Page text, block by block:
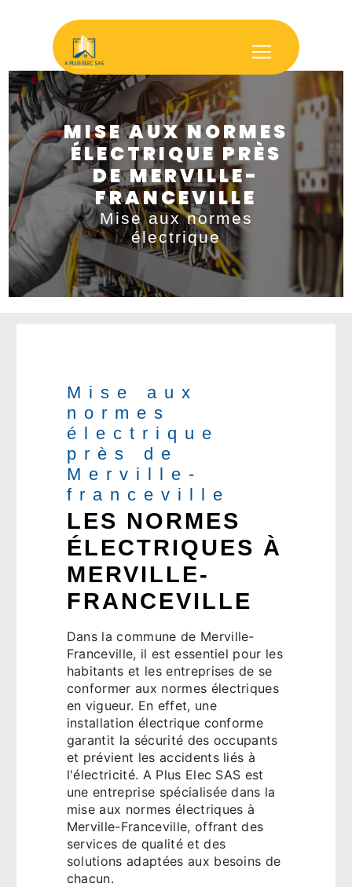
MISE AUX NORMES
ÉLECTRIQUE PRÈS
DE MERVILLE-
FRANCEVILLE
Mise aux normes
électrique
Mise aux
normes
électrique
près de
Merville-
franceville
LES NORMES
ÉLECTRIQUES À
MERVILLE-
FRANCEVILLE
Dans la commune de Merville-
Franceville, il est essentiel pour les
habitants et les entreprises de se
conformer aux normes électriques
en vigueur. En effet, une
installation électrique conforme
garantit la sécurité des occupants
et prévient les accidents liés à
l'électricité. A Plus Elec SAS est
une entreprise spécialisée dans la
mise aux normes électriques à
Merville-Franceville, offrant des
services de qualité et des
solutions adaptées aux besoins de
chacun.